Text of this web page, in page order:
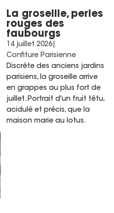
La groseille, perles
rouges des
faubourgs
14 juillet 2026|
Confiture Parisienne
Discrète des anciens jardins
parisiens, la groseille arrive
en grappes au plus fort de
juillet. Portrait d'un fruit têtu,
acidulé et précis, que la
maison marie au lotus.